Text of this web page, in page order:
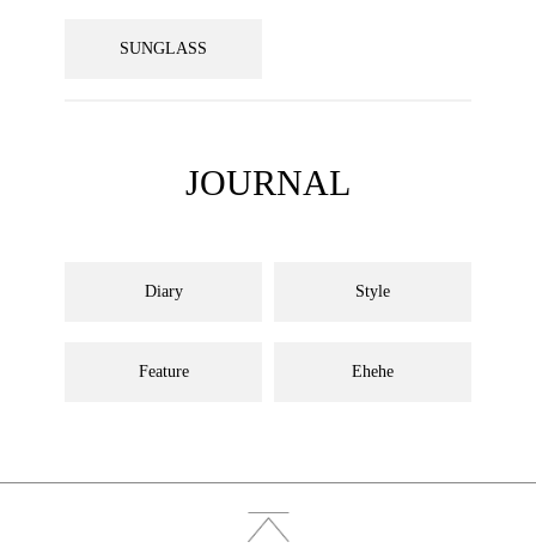
SUNGLASS
JOURNAL
Diary Style
Feature Ehehe